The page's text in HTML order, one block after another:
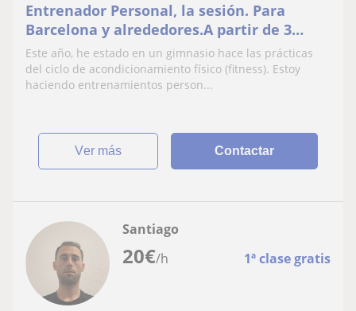
Entrenador Personal, la sesión. Para
Barcelona y alrededores.A partir de 3
sesiones semanales con descuento
Este año, he estado en un gimnasio hace las prácticas
del ciclo de acondicionamiento físico (fitness). Estoy
haciendo entrenamientos person...
ver más Contactar
20€/h 1ª clase gratis
Santiago